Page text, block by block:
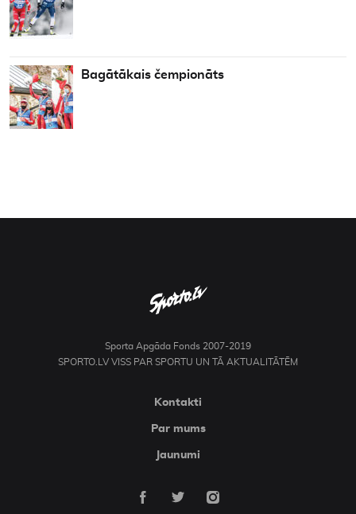
Bagātākais čempionāts
Sporta Apgāda Fonds 2007-2019
SPORTO.LV VISS PAR SPORTU UN TĀ AKTUALITĀTĒM
Kontakti
Par mums
Jaunumi